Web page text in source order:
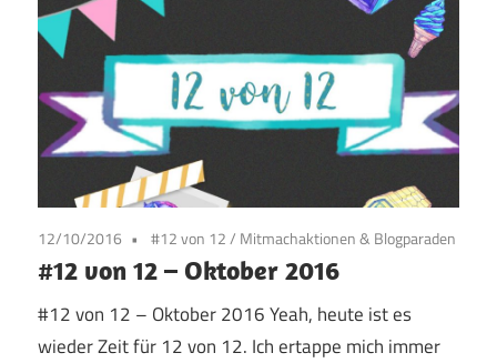
Travelblog
12/10/2016 #12 von 12/ Mitmachaktionen & Blogparaden
#12 von 12 – Oktober 2016
#12 von 12 – Oktober 2016 Yeah, heute ist es
wieder Zeit für 12 von 12. Ich ertappe mich immer